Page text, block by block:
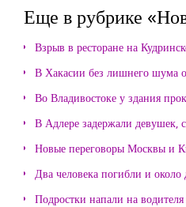
Еще в рубрике
Взрыв в ресторане на
В Хакасии без лишнего шума
Во Владивостоке у здания
В Адлере задержали девушек,
Новые переговоры Москвы и
Два человека погибли и около
Подростки напали на